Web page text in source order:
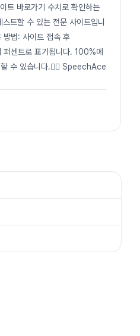
트 바로가기 수치로 확인하는
트할 수 있는 전문 사이트입니
법: 사이트 접속 후
센트로 표기됩니다. 100%에
수 있습니다.👉🏻 SpeechAce